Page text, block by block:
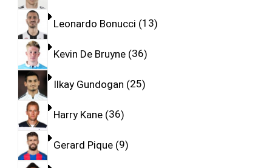
Leonardo Bonucci 13
Kevin De Bruyne 36
Ilkay Gundogan 25
Harry Kane 36
Gerard Pique 9